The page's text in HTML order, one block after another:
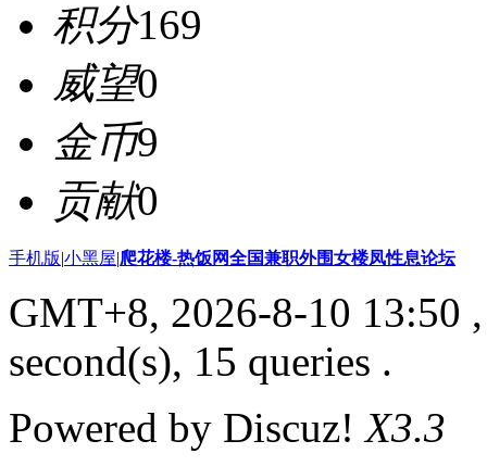
积分169
威望0
金币9
贡献0
手机版|小黑屋|爬花楼-热饭网全国兼职外围女楼凤性息论坛
GMT+8, 2026-8-10 13:50
second(s), 15 queries .
Powered by Discuz!X3.3